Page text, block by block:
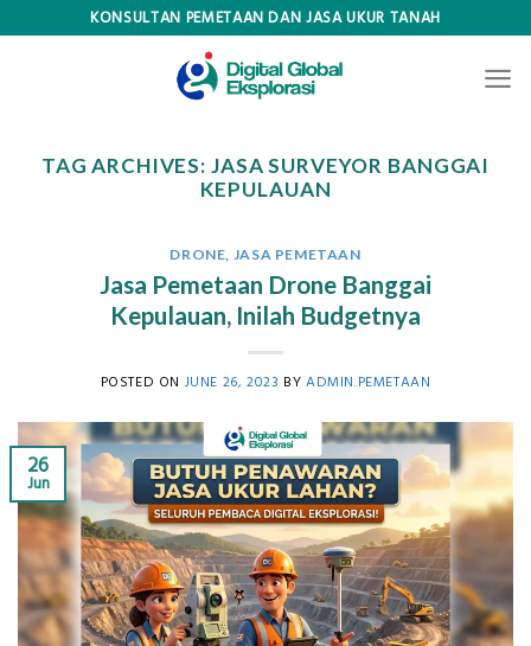
KONSULTAN PEMETAAN DAN JASA UKUR TANAH
TAG ARCHIVES: JASA SURVEYOR BANGGAI
KEPULAUAN
DRONE JASA PEMETAAN
Jasa Pemetaan Drone Banggai
Kepulauan, Inilah Budgetnya
POSTED ON JUNE 26, 2023 BY ADMIN.PEMETAAN
26
Jun